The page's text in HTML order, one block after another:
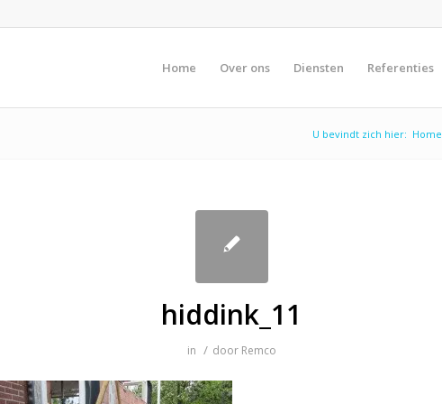
Home Over ons Diensten Referenties
U bevindt zich hier: Home
hiddink_11
in / door Remco